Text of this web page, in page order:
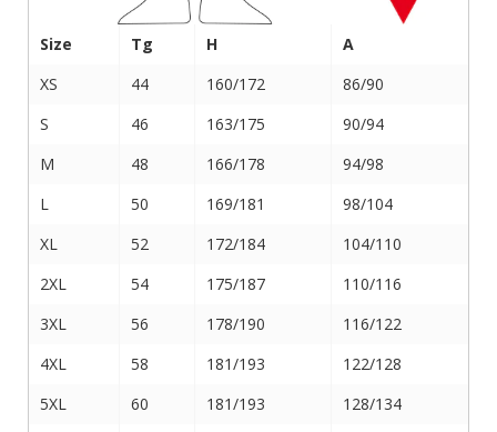
Size Tg H
A
XS
44 160/172
86/90
S
46 163/175
90/94
M
48 166/178
94/98
L
50 169/181
98/104
XL
52 172/184
104/110
2XL
54 175/187
110/116
3XL
56 178/190
116/122
4XL
58 181/193
122/128
5XL
60 181/193 128/134